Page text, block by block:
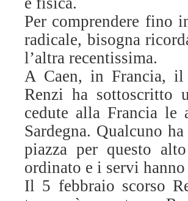
Per comprendere fino
radicale, bisogna
l’altra recentissima.
A Caen, in Francia,
Renzi ha sottoscritto
cedute alla Francia le
Sardegna. Qualcuno
piazza per questo
ordinato e i servi
Il 5 febbraio scorso